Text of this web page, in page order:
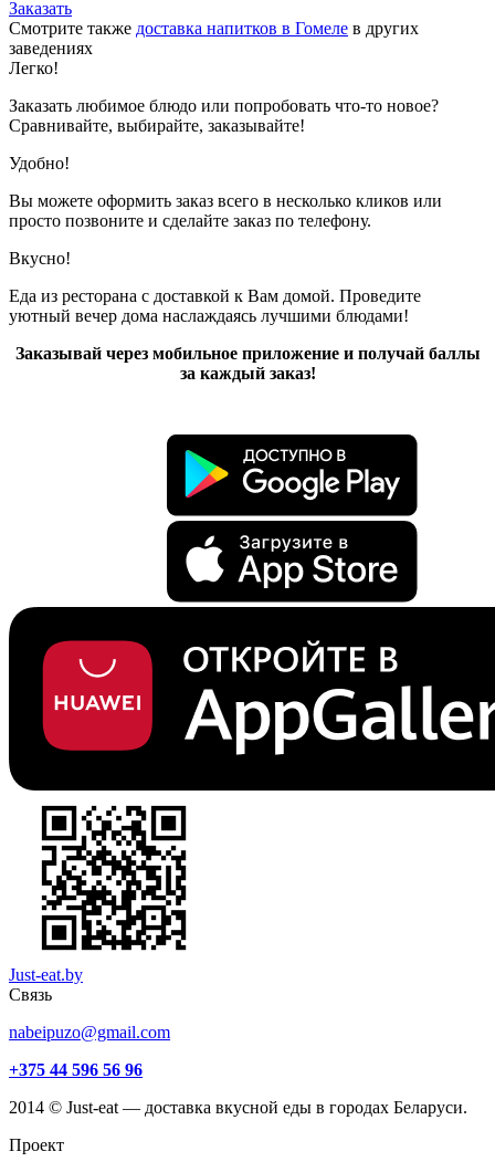
Заказать
Смотрите также доставка напитков в Гомеле в других
заведениях
Легко!
Заказать любимое блюдо или попробовать что-то новое?
Сравнивайте, выбирайте, заказывайте!
Удобно!
Вы можете оформить заказ всего в несколько кликов или
просто позвоните и сделайте заказ по телефону.
Вкусно!
Еда из ресторана с доставкой к Вам домой. Проведите
уютный вечер дома наслаждаясь лучшими блюдами!
Заказывай через мобильное приложение и получай баллы
за каждый заказ!
Just-eat.by
Связь
nabeipuzo@gmail.com
+375 44 596 56 96
2014 © Just-eat — доставка вкусной еды в городах Беларуси.
Проект